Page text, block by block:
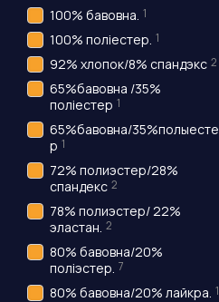
100% бавовна. 1
100% поліестер. 1
92% хлопок/8% спандэкс 2
65%бавовна /35%
поліестер 1
65%бавовна/35%полыесте
р 1
72% полиэстер/28%
спандекс 2
78% полиэстер/ 22%
эластан. 2
80% бавовна/20%
поліэстер. 7
80% бавовна/20% лайкра. 1